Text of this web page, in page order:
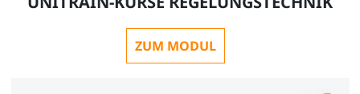
ZUM MODUL